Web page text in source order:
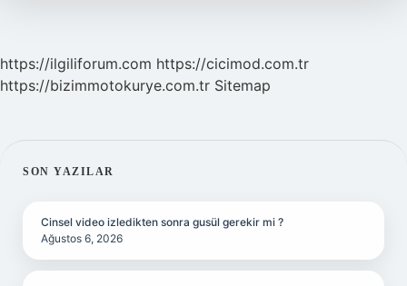
https://ilgiliforum.com https://cicimod.com.tr
https://bizimmotokurye.com.tr Sitemap
SIDEBAR
SON YAZILAR
Cinsel video izledikten sonra gusül gerekir mi ?
Ağustos 6, 2026